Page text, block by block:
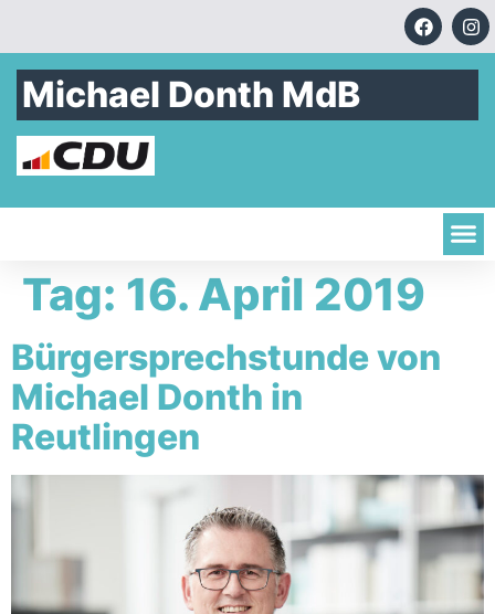
Michael Donth MdB
Tag: 16. April 2019
Bürgersprechstunde von
Michael Donth in
Reutlingen